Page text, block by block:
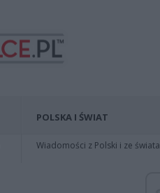
POLSKA I ŚWIAT
Wiadomości z Polski i ze świata